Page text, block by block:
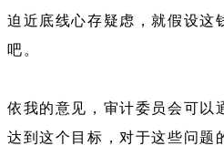
迫近底线心存疑虑，就假设这
吧。
依我的意见，审计委员会可以
达到这个目标，对于这些问题